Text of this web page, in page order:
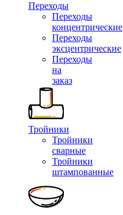
Переходы
Переходы
концентрические
Переходы
эксцентрические
Переходы
на
заказ
Тройники
Тройники
сварные
Тройники
штампованные